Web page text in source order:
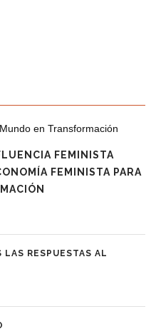
FEMINISTA
FEMINISTA PARA
RESPUESTAS AL